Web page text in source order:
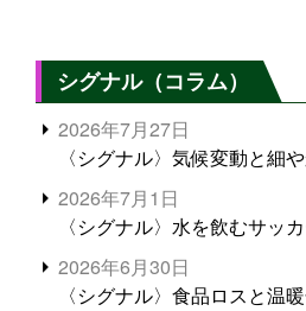
シグナル（コラム）
2026年7月27日
〈シグナル〉気候変動と細
2026年7月1日
〈シグナル〉水を飲むサッ
2026年6月30日
〈シグナル〉食品ロスと温